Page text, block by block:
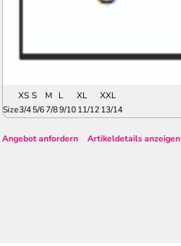
XS S M L XL
XXL
Size3/45/67/89/1011/1213/14
Angebot anfordern Artikeldetails anzeigen